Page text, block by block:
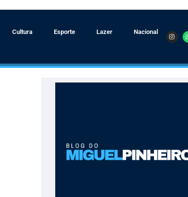
Cultura Esporte Lazer Nacional